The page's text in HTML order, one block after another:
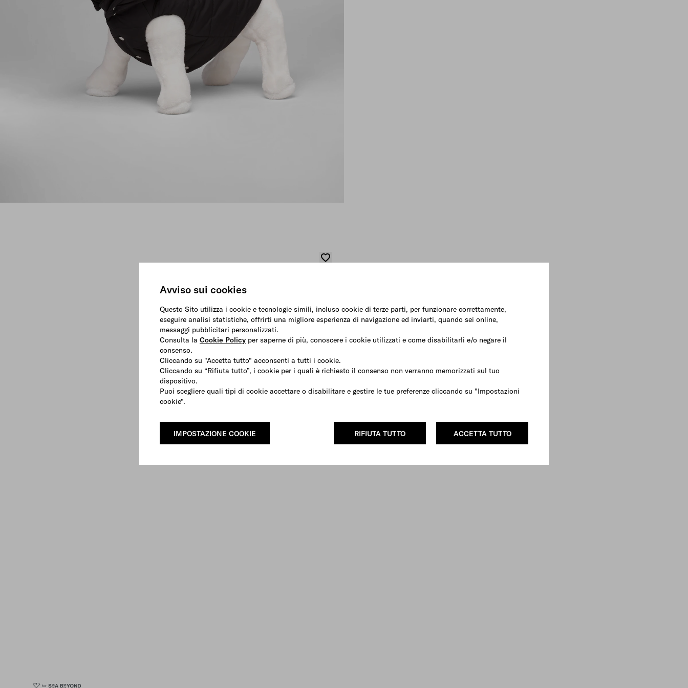
Avviso sui cookies
Questo Sito utilizza i cookie e tecnologie simili, incluso cookie di terze parti, per funzionare correttamente,
eseguire analisi statistiche, offrirti una migliore esperienza di navigazione ed inviarti, quando sei online,
messaggi pubblicitari personalizzati.
Consulta la Cookie Policy per saperne di più, conoscere i cookie utilizzati e come disabilitarli e/o negare il
consenso.
Cliccando su "Accetta tutto" acconsenti a tutti i cookie.
Cliccando su “Rifiuta tutto”, i cookie per i quali è richiesto il consenso non verranno memorizzati sul tuo
dispositivo.
Puoi scegliere quali tipi di cookie accettare o disabilitare e gestire le tue preferenze cliccando su "Impostazioni
cookie".
ACCETTA TUTTO
RIFIUTA TUTTO
IMPOSTAZIONE COOKIE